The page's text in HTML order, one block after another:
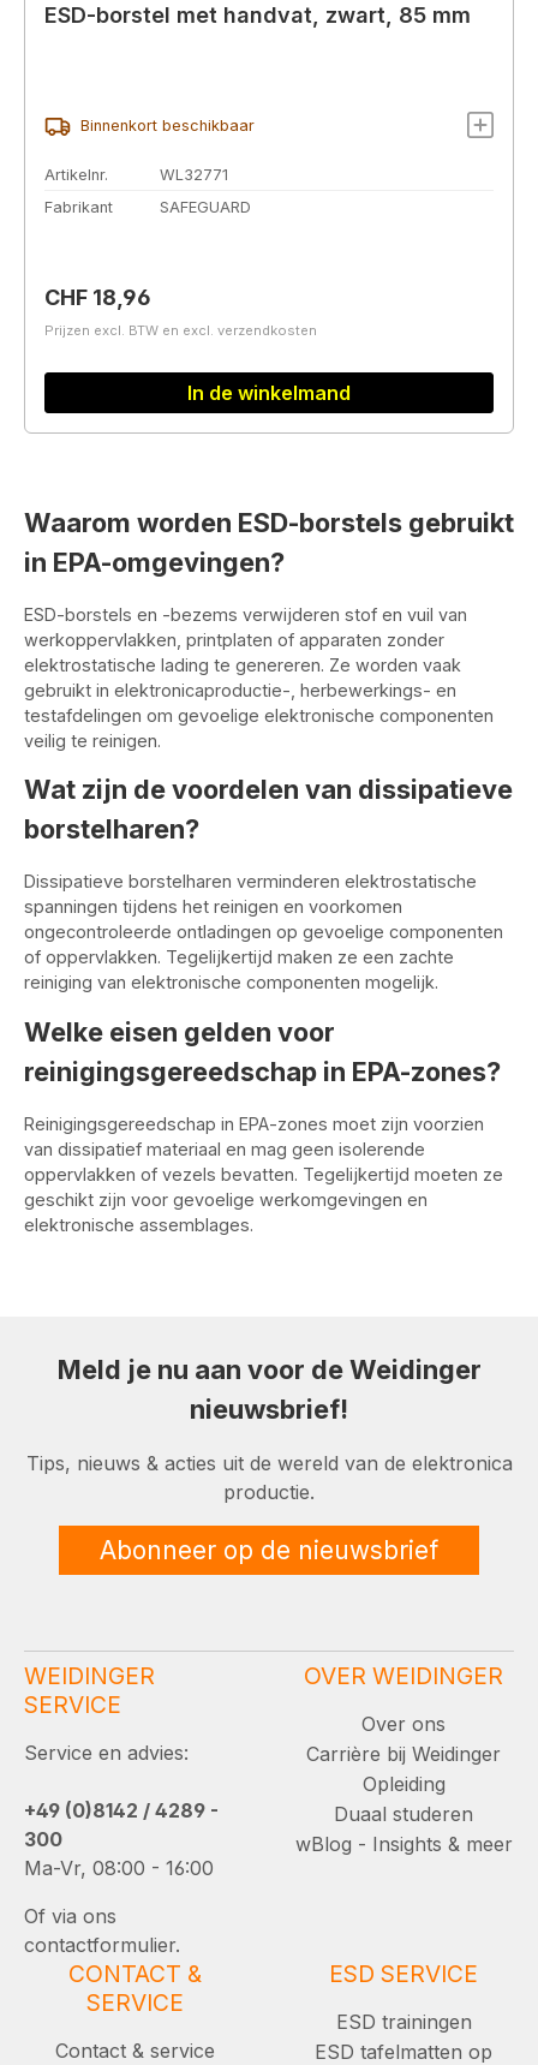
ESD-borstel met handvat, zwart, 85 mm
Binnenkort beschikbaar
Artikelnr.
WL32771
Fabrikant
SAFEGUARD
Normale prijs:
CHF 18,96
Prijzen excl. BTW en excl. verzendkosten
In de winkelmand
Waarom worden ESD-borstels gebruikt
in EPA-omgevingen?
ESD-borstels en -bezems verwijderen stof en vuil van
werkoppervlakken, printplaten of apparaten zonder
elektrostatische lading te genereren. Ze worden vaak
gebruikt in elektronicaproductie-, herbewerkings- en
testafdelingen om gevoelige elektronische componenten
veilig te reinigen.
Wat zijn de voordelen van dissipatieve
borstelharen?
Dissipatieve borstelharen verminderen elektrostatische
spanningen tijdens het reinigen en voorkomen
ongecontroleerde ontladingen op gevoelige componenten
of oppervlakken. Tegelijkertijd maken ze een zachte
reiniging van elektronische componenten mogelijk.
Welke eisen gelden voor
reinigingsgereedschap in EPA-zones?
Reinigingsgereedschap in EPA-zones moet zijn voorzien
van dissipatief materiaal en mag geen isolerende
oppervlakken of vezels bevatten. Tegelijkertijd moeten ze
geschikt zijn voor gevoelige werkomgevingen en
elektronische assemblages.
Meld je nu aan voor de Weidinger
nieuwsbrief!
Tips, nieuws & acties uit de wereld van de elektronica
productie.
Abonneer op de nieuwsbrief
WEIDINGER
SERVICE
Service en advies:
+49 (0)8142 / 4289 -
300
Ma-Vr, 08:00 - 16:00
Of via ons
contactformulier.
OVER WEIDINGER
Over ons
Carrière bij Weidinger
Opleiding
Duaal studeren
wBlog - Insights & meer
CONTACT &
SERVICE
Contact & service
ESD SERVICE
ESD trainingen
ESD tafelmatten op